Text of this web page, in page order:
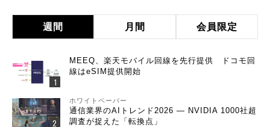
週間 月間 会員限定
MEEQ、楽天モバイル回線を先行提供 ドコモ回
線はeSIM提供開始
ホワイトペーパー
通信業界のAIトレンド2026 ― NVIDIA 1000社超
調査が捉えた「転換点」